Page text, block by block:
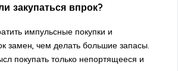
закупаться впрок?
импульсные покупки и
замен, чем делать большие запасы.
покупать только непортящееся и